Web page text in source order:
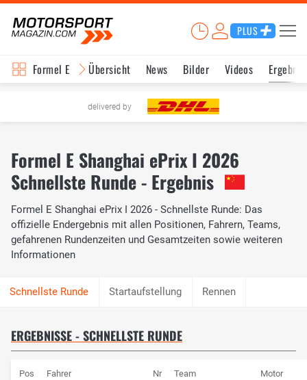
PLUS
Formel E Übersicht News Bilder Videos
delivered by
Formel E Shanghai ePrix I 2026
Schnellste Runde - Ergebnis
Formel E Shanghai ePrix I 2026 - Schnellste Runde: Das
offizielle Endergebnis mit allen Positionen, Fahrern, Teams,
gefahrenen Rundenzeiten und Gesamtzeiten sowie weiteren
Informationen
Startaufstellung Rennen
ERGEBNISSE - SCHNELLSTE RUNDE
Pos Fahrer Nr Team Motor